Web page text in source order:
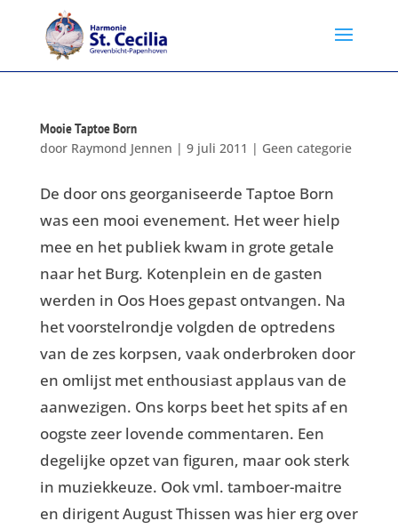
Mooie Taptoe Born
door Raymond Jennen | 9 juli 2011 | Geen categorie
De door ons georganiseerde Taptoe Born
was een mooi evenement. Het weer hielp
mee en het publiek kwam in grote getale
naar het Burg. Kotenplein en de gasten
werden in Oos Hoes gepast ontvangen. Na
het voorstelrondje volgden de optredens
van de zes korpsen, vaak onderbroken door
en omlijst met enthousiast applaus van de
aanwezigen. Ons korps beet het spits af en
oogste zeer lovende commentaren. Een
degelijke opzet van figuren, maar ook sterk
in muziekkeuze. Ook vml. tamboer-maitre
en dirigent August Thissen was hier erg over